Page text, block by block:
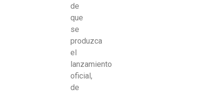
de
que
se
produzca
el
lanzamiento
oficial,
de